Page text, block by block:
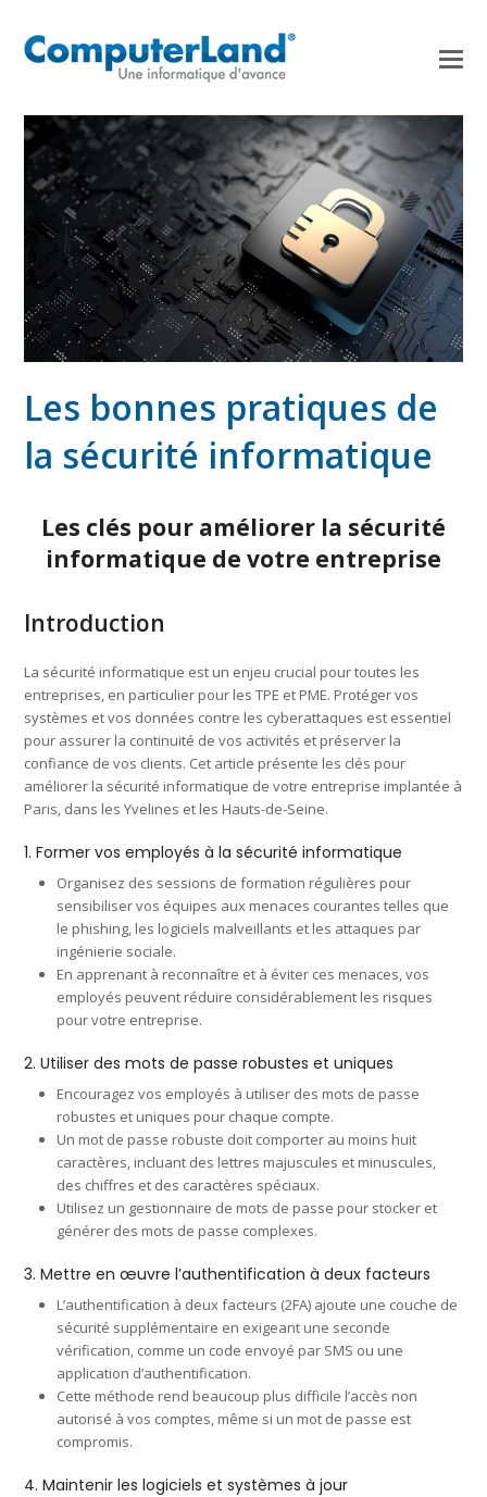
Les bonnes pratiques de
la sécurité informatique
Les clés pour améliorer la sécurité
informatique de votre entreprise
Introduction
La sécurité informatique est un enjeu crucial pour toutes les
entreprises, en particulier pour les TPE et PME. Protéger vos
systèmes et vos données contre les cyberattaques est essentiel
pour assurer la continuité de vos activités et préserver la
confiance de vos clients. Cet article présente les clés pour
améliorer la sécurité informatique de votre entreprise implantée à
Paris, dans les Yvelines et les Hauts-de-Seine.
1. Former vos employés à la sécurité informatique
Organisez des sessions de formation régulières pour
sensibiliser vos équipes aux menaces courantes telles que
le phishing, les logiciels malveillants et les attaques par
ingénierie sociale.
En apprenant à reconnaître et à éviter ces menaces, vos
employés peuvent réduire considérablement les risques
pour votre entreprise.
2. Utiliser des mots de passe robustes et uniques
Encouragez vos employés à utiliser des mots de passe
robustes et uniques pour chaque compte.
Un mot de passe robuste doit comporter au moins huit
caractères, incluant des lettres majuscules et minuscules,
des chiffres et des caractères spéciaux.
Utilisez un gestionnaire de mots de passe pour stocker et
générer des mots de passe complexes.
3. Mettre en œuvre l’authentification à deux facteurs
L’authentification à deux facteurs (2FA) ajoute une couche de
sécurité supplémentaire en exigeant une seconde
vérification, comme un code envoyé par SMS ou une
application d’authentification.
Cette méthode rend beaucoup plus difficile l’accès non
autorisé à vos comptes, même si un mot de passe est
compromis.
4. Maintenir les logiciels et systèmes à jour